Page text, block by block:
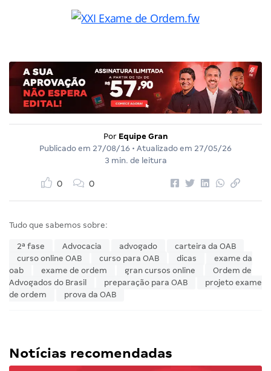
Por Equipe Gran
Publicado em 27/08/16 • Atualizado em 27/05/26
3 min. de leitura
0 0
Tudo que sabemos sobre:
2ª fase Advocacia advogado
carteira da OAB
curso online OAB
curso para OAB dicas
exame da
oab
exame de ordem gran cursos online
Ordem de
Advogados do Brasil
preparação para OAB
projeto exame
de ordem
prova da OAB
Notícias recomendadas